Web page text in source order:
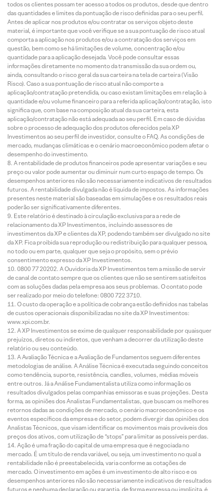
todos os clientes possam ter acesso a todos os produtos, desde que dentro
das quantidades e limites da pontuação de risco definidas para o seu perfil.
Antes de aplicar nos produtos e/ou contratar os serviços objeto deste
material, é importante que você verifique se a sua pontuação de risco atual
comporta a aplicação nos produtos e/ou a contratação dos serviços em
questão, bem como se há limitações de volume, concentração e/ou
quantidade para a aplicação desejada. Você pode consultar essas
informações diretamente no momento da transmissão da sua ordem ou,
ainda, consultando o risco geral da sua carteira na tela de carteira (Visão
Risco). Caso a sua pontuação de risco atual não comporte a
aplicação/contratação pretendida, ou caso existam limitações em relação à
quantidade e/ou volume financeiro para a referida aplicação/contratação, isto
significa que, com base na composição atual da sua carteira, esta
aplicação/contratação não está adequada ao seu perfil. Em caso de dúvidas
sobre o processo de adequação dos produtos oferecidos pela XP
Investimentos ao seu perfil de investidor, consulte o FAQ. As condições de
mercado, mudanças climáticas e o cenário macroeconômico podem afetar o
desempenho do investimento.
A rentabilidade de produtos financeiros pode apresentar variações e seu
preço ou valor pode aumentar ou diminuir num curto espaço de tempo. Os
desempenhos anteriores não são necessariamente indicativos de resultados
futuros. A rentabilidade divulgada não é líquida de impostos. As informações
presentes neste material são baseadas em simulações e os resultados reais
poderão ser significativamente diferentes.
Este relatório é destinado à circulação exclusiva para a rede de
relacionamento da XP Investimentos, incluindo assessores de
investimentos da XP e clientes da XP, podendo também ser divulgado no site
da XP. Fica proibida sua reprodução ou redistribuição para qualquer pessoa,
no todo ou em parte, qualquer que seja o propósito, sem o prévio
consentimento expresso da XP Investimentos.
0800 77 20202. A Ouvidoria da XP Investimentos tem a missão de servir
de canal de contato sempre que os clientes que não se sentirem satisfeitos
com as soluções dadas pela empresa aos seus problemas. O contato pode
ser realizado por meio do telefone: 0800 722 3710.
O custo da operação e a política de cobrança estão definidos nas tabelas
de custos operacionais disponibilizadas no site da XP Investimentos:
www.xpi.com.br.
A XP Investimentos se exime de qualquer responsabilidade por quaisquer
prejuízos, diretos ou indiretos, que venham a decorrer da utilização deste
relatório ou seu conteúdo.
A Avaliação Técnica e a Avaliação de Fundamentos seguem diferentes
metodologias de análise. A Análise Técnica é executada seguindo conceitos
como tendência, suporte, resistência, candles, volumes, médias móveis
entre outros. Já a Análise Fundamentalista utiliza como informação os
resultados divulgados pelas companhias emissoras e suas projeções. Desta
forma, as opiniões dos Analistas Fundamentalistas, que buscam os melhores
retornos dadas as condições de mercado, o cenário macroeconômico e os
eventos específicos da empresa e do setor, podem divergir das opiniões dos
Analistas Técnicos, que visam identificar os movimentos mais prováveis dos
preços dos ativos, com utilização de “stops” para limitar as possíveis perdas.
Ação é uma fração do capital de uma empresa que é negociada no
mercado. É um título de renda variável, ou seja, um investimento no qual a
rentabilidade não é preestabelecida, varia conforme as cotações de
mercado. O investimento em ações é um investimento de alto risco e os
desempenhos anteriores não são necessariamente indicativos de resultados
futuros e nenhuma declaração ou garantia, de forma expressa ou implícita, é